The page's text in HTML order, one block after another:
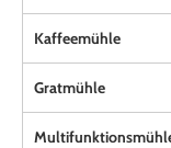
Kaffeemühle
Gratmühle